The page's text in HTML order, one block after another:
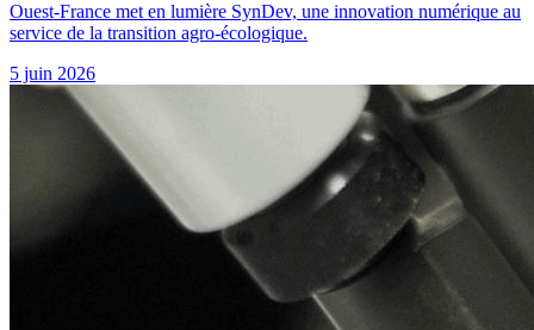
Ouest-France met en lumière SynDev, une innovation numérique au
service de la transition agro-écologique.
5 juin 2026